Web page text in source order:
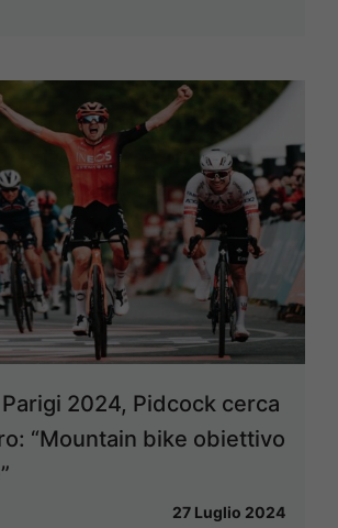
2024, Pidcock cerca
“Mountain bike obiettivo
27 Luglio 2024